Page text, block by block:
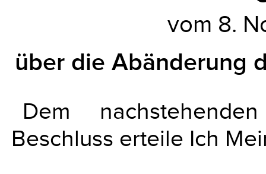
vom 8.
über die Abänderung
Dem
Beschluss erteile Ich